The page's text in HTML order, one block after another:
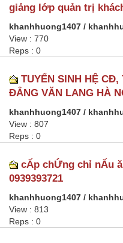
giảng lớp quản trị
khanhhuong1407 /
View : 770
Reps : 0
TUYỂN SINH HỆ
ĐẲNG VĂN LANG HÀ
khanhhuong1407 /
View : 807
Reps : 0
cẤp chỨng chỉ nẤu
0939393721
khanhhuong1407 /
View : 813
Reps : 0